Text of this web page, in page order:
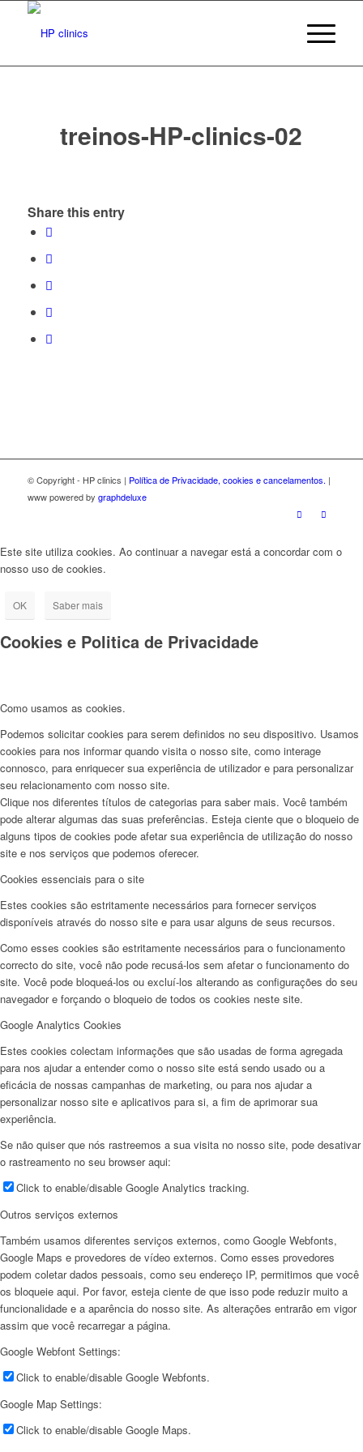
treinos-HP-clinics-02
Share this entry
© Copyright - HP clinics | Política de Privacidade, cookies e cancelamentos. |
www powered by graphdeluxe
Este site utiliza cookies. Ao continuar a navegar está a concordar com o
nosso uso de cookies.
OK Saber mais
Cookies e Politica de Privacidade
Como usamos as cookies.
Podemos solicitar cookies para serem definidos no seu dispositivo. Usamos
cookies para nos informar quando visita o nosso site, como interage
connosco, para enriquecer sua experiência de utilizador e para personalizar
seu relacionamento com nosso site.
Clique nos diferentes títulos de categorias para saber mais. Você também
pode alterar algumas das suas preferências. Esteja ciente que o bloqueio de
alguns tipos de cookies pode afetar sua experiência de utilização do nosso
site e nos serviços que podemos oferecer.
Cookies essenciais para o site
Estes cookies são estritamente necessários para fornecer serviços
disponíveis através do nosso site e para usar alguns de seus recursos.
Como esses cookies são estritamente necessários para o funcionamento
correcto do site, você não pode recusá-los sem afetar o funcionamento do
site. Você pode bloqueá-los ou excluí-los alterando as configurações do seu
navegador e forçando o bloqueio de todos os cookies neste site.
Google Analytics Cookies
Estes cookies colectam informações que são usadas de forma agregada
para nos ajudar a entender como o nosso site está sendo usado ou a
eficácia de nossas campanhas de marketing, ou para nos ajudar a
personalizar nosso site e aplicativos para si, a fim de aprimorar sua
experiência.
Se não quiser que nós rastreemos a sua visita no nosso site, pode desativar
o rastreamento no seu browser aqui:
Click to enable/disable Google Analytics tracking.
Outros serviços externos
Também usamos diferentes serviços externos, como Google Webfonts,
Google Maps e provedores de vídeo externos. Como esses provedores
podem coletar dados pessoais, como seu endereço IP, permitimos que você
os bloqueie aqui. Por favor, esteja ciente de que isso pode reduzir muito a
funcionalidade e a aparência do nosso site. As alterações entrarão em vigor
assim que você recarregar a página.
Google Webfont Settings:
Click to enable/disable Google Webfonts.
Google Map Settings:
Click to enable/disable Google Maps.